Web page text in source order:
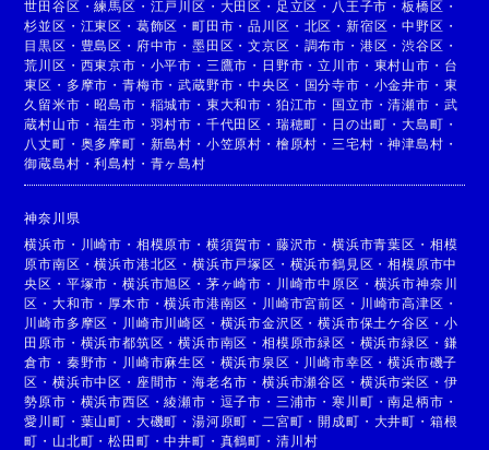
世田谷区 ・練馬区 ・ 江戸川区 ・ 大田区 ・ 足立区 ・ 八王子市 ・板橋区 ・
杉並区 ・ 江東区 ・ 葛飾区 ・町田市 ・品川区 ・ 北区 ・ 新宿区 ・中野区 ・
目黒区 ・ 豊島区 ・ 府中市 ・墨田区 ・文京区 ・ 調布市 ・ 港区 ・渋谷区 ・
荒川区 ・ 西東京市 ・ 小平市 ・ 三鷹市 ・ 日野市 ・立川市 ・ 東村山市 ・ 台
東区 ・ 多摩市 ・青梅市 ・武蔵野市 ・中央区 ・ 国分寺市 ・ 小金井市 ・ 東
久留米市 ・昭島市 ・ 稲城市 ・ 東大和市 ・ 狛江市 ・ 国立市 ・清瀬市 ・ 武
蔵村山市 ・福生市 ・ 羽村市 ・ 千代田区 ・ 瑞穂町 ・ 日の出町 ・大島町 ・
八丈町 ・ 奥多摩町 ・ 新島村 ・ 小笠原村 ・ 檜原村 ・ 三宅村 ・神津島村 ・
御蔵島村 ・利島村 ・ 青ヶ島村
神奈川県
横浜市 ・ 川崎市 ・ 相模原市 ・ 横須賀市 ・ 藤沢市 ・横浜市青葉区 ・ 相模
原市南区 ・横浜市港北区 ・横浜市戸塚区 ・ 横浜市鶴見区 ・相模原市中
央区 ・ 平塚市 ・横浜市旭区 ・ 茅ヶ崎市 ・ 川崎市中原区 ・ 横浜市神奈川
区 ・大和市 ・ 厚木市 ・横浜市港南区 ・ 川崎市宮前区 ・ 川崎市高津区 ・
川崎市多摩区 ・ 川崎市川崎区 ・ 横浜市金沢区 ・横浜市保土ケ谷区 ・ 小
田原市 ・ 横浜市都筑区 ・横浜市南区 ・相模原市緑区 ・ 横浜市緑区 ・ 鎌
倉市 ・ 秦野市 ・ 川崎市麻生区 ・ 横浜市泉区 ・ 川崎市幸区 ・横浜市磯子
区 ・横浜市中区 ・ 座間市 ・海老名市 ・横浜市瀬谷区 ・ 横浜市栄区 ・ 伊
勢原市 ・ 横浜市西区 ・綾瀬市 ・ 逗子市 ・ 三浦市 ・寒川町 ・南足柄市 ・
愛川町 ・ 葉山町 ・ 大磯町 ・湯河原町 ・ 二宮町 ・開成町 ・ 大井町 ・ 箱根
町 ・ 山北町 ・松田町 ・中井町 ・ 真鶴町 ・ 清川村